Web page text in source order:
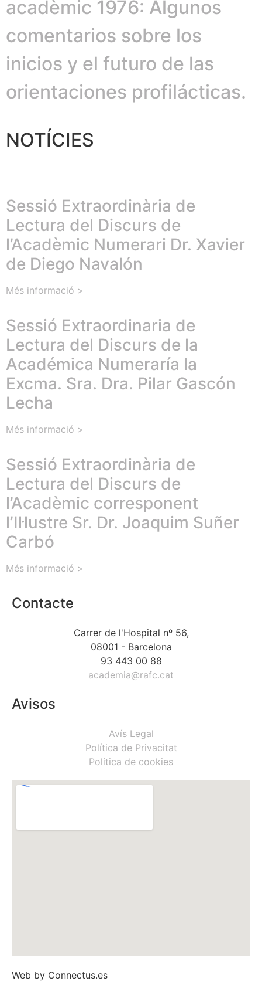
acadèmic 1976: Algunos
comentarios sobre los
inicios y el futuro de las
orientaciones profilácticas.
NOTÍCIES
Sessió Extraordinària de
Lectura del Discurs de
l’Acadèmic Numerari Dr. Xavier
de Diego Navalón
Més informació >
Sessió Extraordinaria de
Lectura del Discurs de la
Académica Numeraría la
Excma. Sra. Dra. Pilar Gascón
Lecha
Més informació >
Sessió Extraordinària de
Lectura del Discurs de
l’Acadèmic corresponent
l’Il·lustre Sr. Dr. Joaquim Suñer
Carbó
Més informació >
Contacte
Carrer de l'Hospital nº 56,
08001 - Barcelona
93 443 00 88
academia@rafc.cat
Avisos
Avís Legal
Política de Privacitat
Política de cookies
Web by Connectus.es